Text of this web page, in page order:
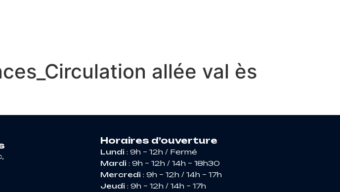
allée val ès
Horaires d’ouverture
Lundi : 9h – 12h / Fermé
Mardi : 9h – 12h / 14h – 18h30
Mercredi : 9h – 12h / 14h – 17h
Jeudi : 9h – 12h / 14h – 17h